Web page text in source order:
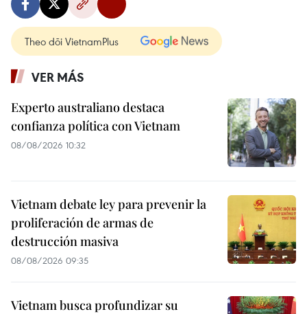
Theo dõi VietnamPlus
VER MÁS
Experto australiano destaca
confianza política con Vietnam
08/08/2026 10:32
Vietnam debate ley para prevenir la
proliferación de armas de
destrucción masiva
08/08/2026 09:35
Vietnam busca profundizar su